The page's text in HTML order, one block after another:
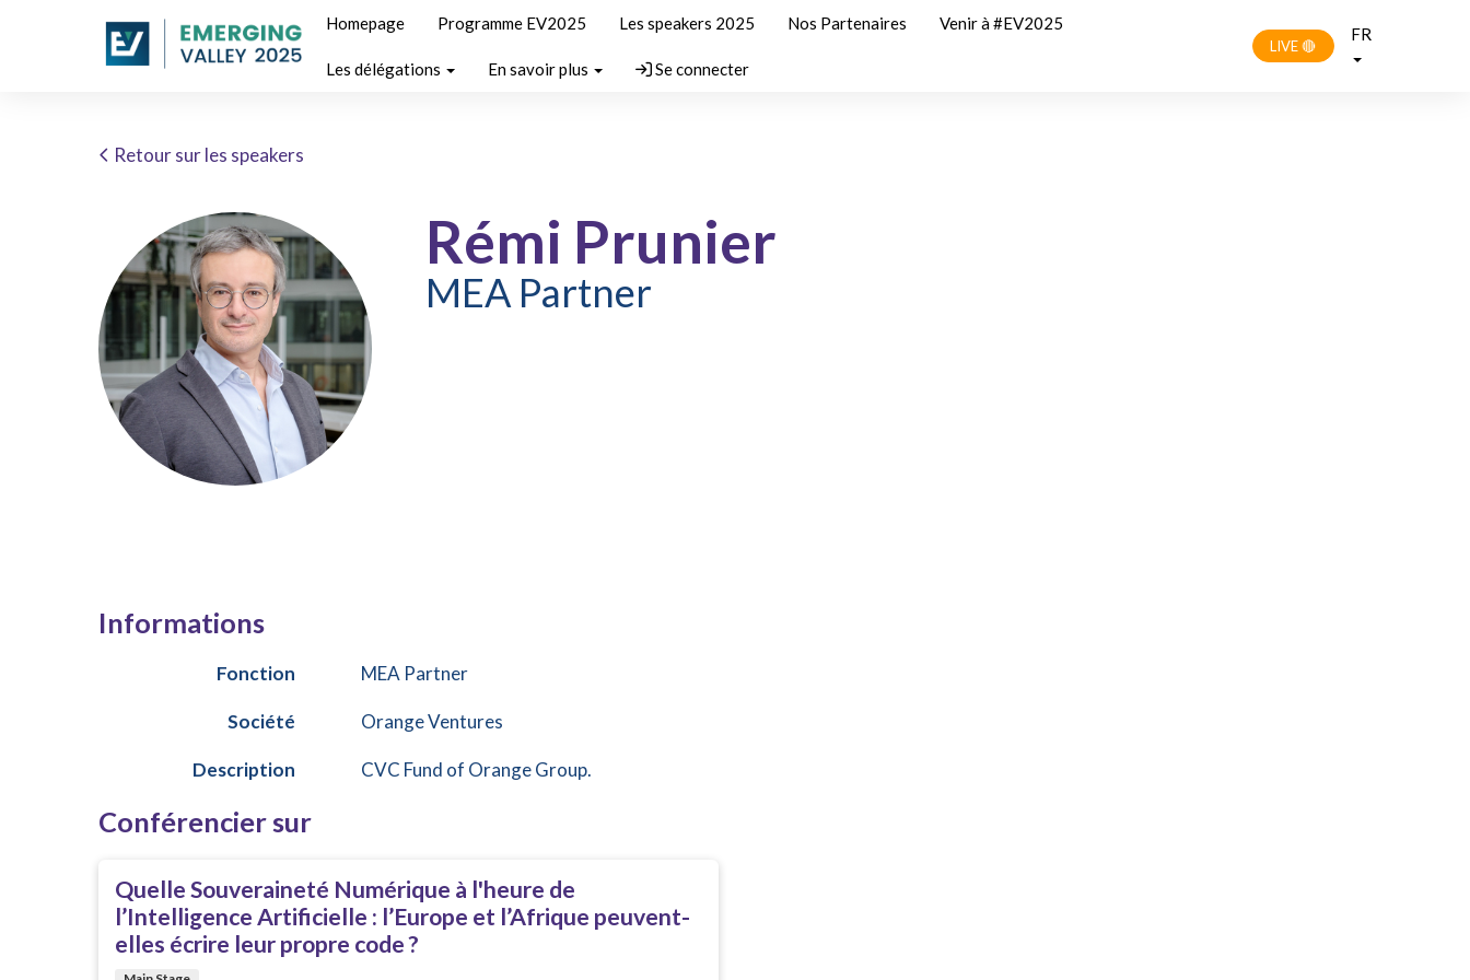
Homepage Programme EV2025 Les speakers 2025 Nos Partenaires Venir à #EV2025
Les délégations En savoir plus Se connecter
LIVE 🔴
FR
Retour sur les speakers
Rémi Prunier
MEA Partner
Informations
Fonction MEA Partner
Société Orange Ventures
Description CVC Fund of Orange Group.
Conférencier sur
Quelle Souveraineté Numérique à l'heure de
l’Intelligence Artificielle : l’Europe et l’Afrique peuvent-
elles écrire leur propre code ?